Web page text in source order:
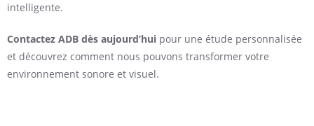
intelligente.
Contactez ADB dès aujourd’hui pour une étude personnalisée
et découvrez comment nous pouvons transformer votre
environnement sonore et visuel.